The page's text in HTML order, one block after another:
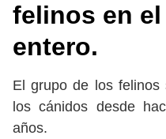
felinos en
entero.
El grupo de los
los cánidos desde
años.